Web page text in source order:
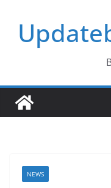
content
NEWS